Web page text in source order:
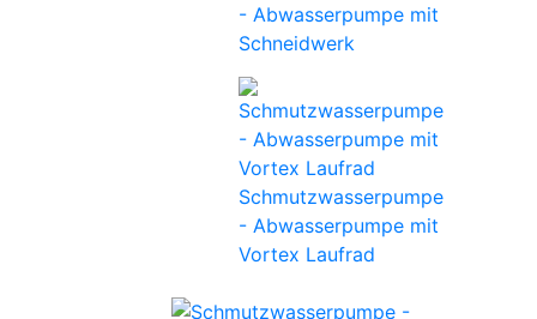
- Abwasserpumpe mit
Schneidwerk
Schmutzwasserpumpe
- Abwasserpumpe mit
Vortex Laufrad